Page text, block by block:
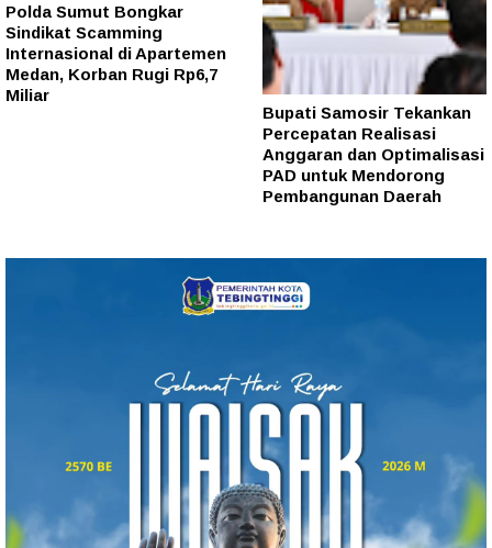
Polda Sumut Bongkar
Sindikat Scamming
Internasional di Apartemen
Medan, Korban Rugi Rp6,7
Miliar
Bupati Samosir Tekankan
Percepatan Realisasi
Anggaran dan Optimalisasi
PAD untuk Mendorong
Pembangunan Daerah